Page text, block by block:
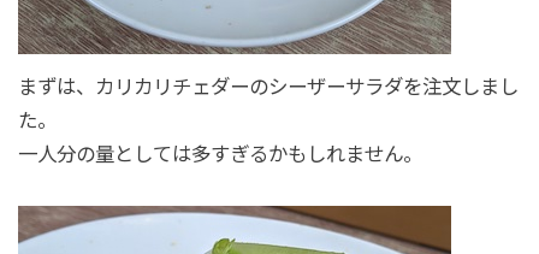
まずは、カリカリチェダーのシーザーサラダを注文しまし
た。
一人分の量としては多すぎるかもしれません。